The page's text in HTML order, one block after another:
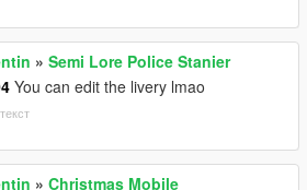
» Semi Lore Police Stanier
You can edit the livery lmao
» Christmas Mobile